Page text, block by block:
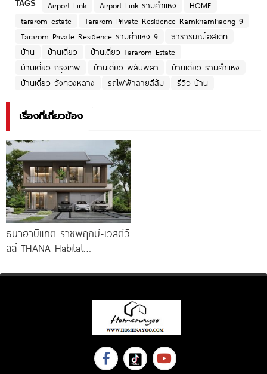
TAGS Airport Link Airport Link รามคำแหง
HOME
tararom estate
Tararom Private Residence Ramkhamhaeng 9
Tararom Private Residence รามคำแหง 9
ธารารมณ์เอสเตท
บ้าน
บ้านเดี่ยว
บ้านเดี่ยว Tararom Estate
บ้านเดี่ยว กรุงเทพ
บ้านเดี่ยว พลับพลา
บ้านเดี่ยว รามคำแหง
บ้านเดี่ยว วังทองหลาง
รถไฟฟ้าสายสีส้ม รีวิว บ้าน
เรื่องที่เกี่ยวข้อง
ธนาฮาบิแทต ราชพฤกษ์-เวสต์วิ
ลล์ THANA Habitat
รีส์ใหม่ Modern Tropical ใกล้